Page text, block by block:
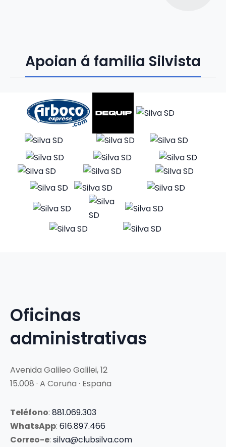
Apoian á familia Silvista
Oficinas
administrativas
Avenida Galileo Galilei, 12
15.008 · A Coruña · España
Teléfono: 881.069.303
WhatsApp: 616.897.466
Correo-e: silva@clubsilva.com